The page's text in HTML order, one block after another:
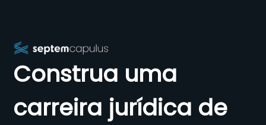
Construa uma
carreira jurídica de